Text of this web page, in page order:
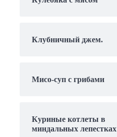
Клубничный джем.
Мисо-суп с грибами
Куриные котлеты в
миндальных лепестках